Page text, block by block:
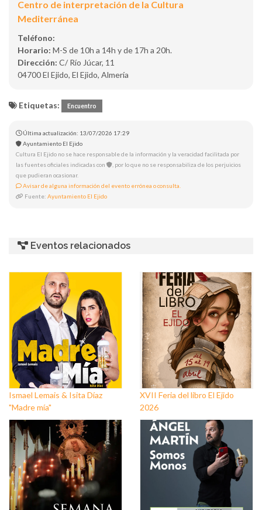
Centro de interpretación de la Cultura
Mediterránea
Teléfono:
Horario: M-S de 10h a 14h y de 17h a 20h.
Dirección: C/ Río Júcar, 11
04700 El Ejido, El Ejido, Almería
Etiquetas: Encuentro
Última actualización: 13/07/2026 17:29
Ayuntamiento El Ejido
Cultura El Ejido no se hace responsable de la información y la veracidad facilitada por
las fuentes oficiales indicadas con
, por lo que no se responsabiliza de los perjuicios
que pudieran ocasionar.
Avisar de alguna información del evento errónea o consulta.
Fuente: Ayuntamiento El Ejido
Eventos relacionados
Ismael Lemais & Isita Díaz
"Madre mía"
XVII Feria del libro El Ejido
2026